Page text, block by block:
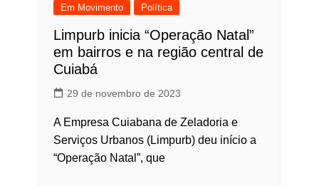
Em Movimento Política
Limpurb inicia “Operação Natal”
em bairros e na região central de
Cuiabá
29 de novembro de 2023
A Empresa Cuiabana de Zeladoria e
Serviços Urbanos (Limpurb) deu início a
“Operação Natal”, que